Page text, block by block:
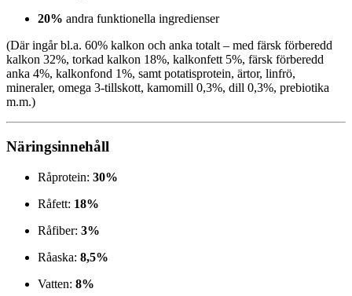
20% andra funktionella ingredienser
(Där ingår bl.a. 60% kalkon och anka totalt – med färsk förberedd
kalkon 32%, torkad kalkon 18%, kalkonfett 5%, färsk förberedd
anka 4%, kalkonfond 1%, samt potatisprotein, ärtor, linfrö,
mineraler, omega 3-tillskott, kamomill 0,3%, dill 0,3%, prebiotika
m.m.)
Näringsinnehåll
Råprotein: 30%
Råfett: 18%
Råfiber: 3%
Råaska: 8,5%
Vatten: 8%